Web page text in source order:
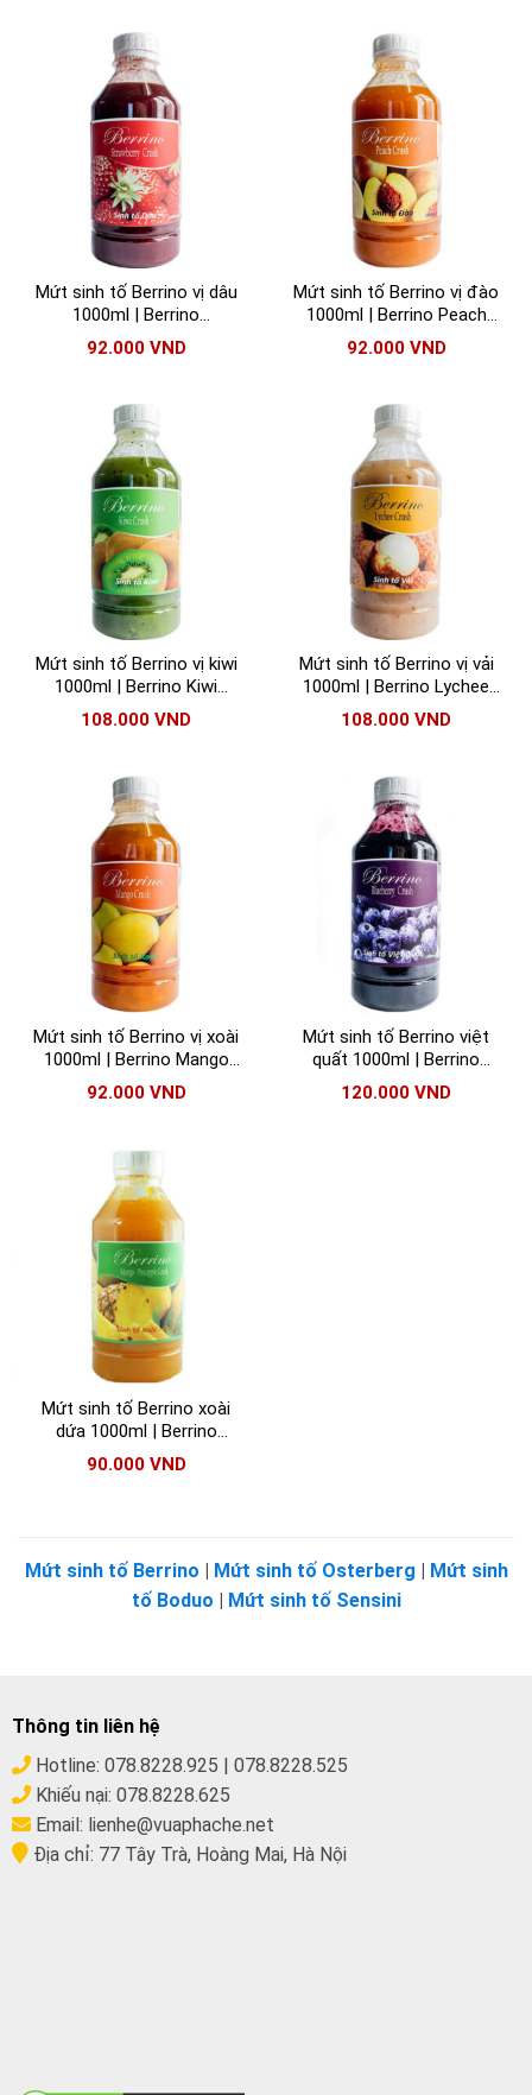
Mứt sinh tố Berrino vị dâu
1000ml | Berrino
Strawberry Crush
92.000 VND
Mứt sinh tố Berrino vị đào
1000ml | Berrino Peach
Crush
92.000 VND
Mứt sinh tố Berrino vị kiwi
1000ml | Berrino Kiwi
Crush
108.000 VND
Mứt sinh tố Berrino vị vải
1000ml | Berrino Lychee
Crush
108.000 VND
Mứt sinh tố Berrino vị xoài
1000ml | Berrino Mango
Crush
92.000 VND
Mứt sinh tố Berrino việt
quất 1000ml | Berrino
Blueberry Crush
120.000 VND
Mứt sinh tố Berrino xoài
dứa 1000ml | Berrino
Mango – Pineapple Crush
90.000 VND
Mứt sinh tố Berrino Mứt sinh tố Osterberg
Mứt sinh
tố Boduo
Mứt sinh tố Sensini
Thông tin liên hệ
Hotline: 078.8228.925 | 078.8228.525
Khiếu nại: 078.8228.625
Email: lienhe@vuaphache.net
Địa chỉ: 77 Tây Trà, Hoàng Mai, Hà Nội